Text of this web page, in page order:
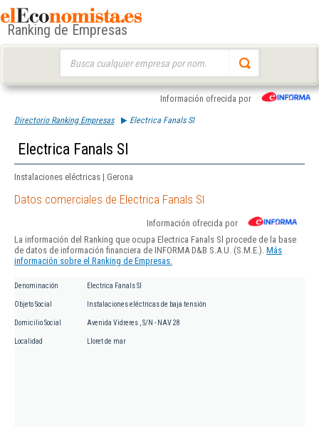
Ranking de Empresas
Información ofrecida por
Directorio Ranking Empresas Electrica Fanals Sl
Electrica Fanals Sl
Instalaciones eléctricas | Gerona
Datos comerciales de Electrica Fanals Sl
Información ofrecida por
La información del Ranking que ocupa Electrica Fanals Sl procede de la base
de datos de información financiera de INFORMA D&B S.A.U. (S.M.E.). Más
información sobre el Ranking de Empresas.
Denominación Electrica Fanals Sl
Objeto Social Instalaciones eléctricas de baja tensión
Domicilio Social Avenida Vidreres , S/N - NAV 28
Localidad Lloret de mar